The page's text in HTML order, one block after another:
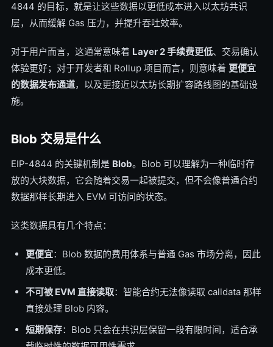
4844 的目标，就是让这些数据以更低成本进入以太坊共识
层，从而缓解 Gas 压力，并提升吞吐效率。
对于用户而言，这通常意味着 Layer 2 手续费更低、交易确认
体验更好；对于开发者和 Rollup 项目而言，则意味着 更便宜
的数据发布通道，以及更接近以太坊长期扩容路线图的基础设
施。
Blob 交易是什么
EIP-4844 的关键机制是 Blob。Blob 可以理解为一种临时存
放的大块数据，它会随着交易一起被提交，但不会像普通合约
数据那样长期进入 EVM 可访问的状态。
这类数据具有几个特点：
更便宜：Blob 数据的费用体系与普通 Gas 市场分离，因此
成本更低。
不可被 EVM 直接读取：智能合约无法像读取 calldata 那样
直接处理 Blob 内容。
短期保存：Blob 只会在共识层保留一段有限时间，适合承